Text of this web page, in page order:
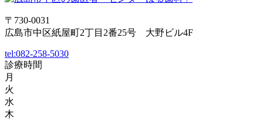
〒730-0031
広島市中区紙屋町2丁目2番25号 大野ビル4F
tel:082-258-5030
診療時間
月
火
水
木